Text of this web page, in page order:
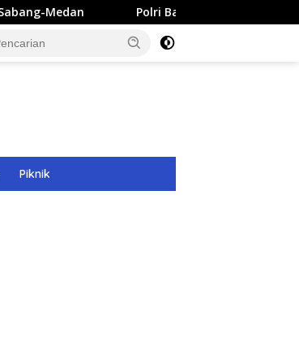
Polri Bangun 40 Titik Sumur Bor untuk Warga
Piknik